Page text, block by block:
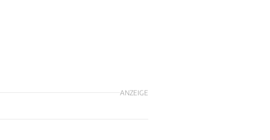
ANZEIGE